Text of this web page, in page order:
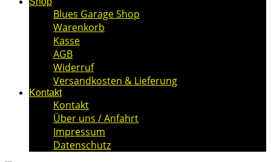
Blues Garage Shop
Warenkorb
Kasse
AGB
Widerruf
Versandkosten & Lieferung
Kontakt
Kontakt
Über uns / Anfahrt
Impressum
Datenschutz